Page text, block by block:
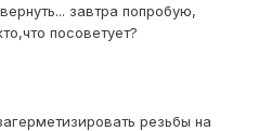
завтра попробую,
посоветует?
резьбы на